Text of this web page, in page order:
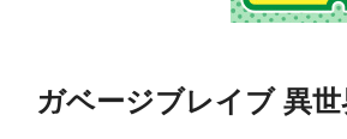
ガベージブレイブ 異